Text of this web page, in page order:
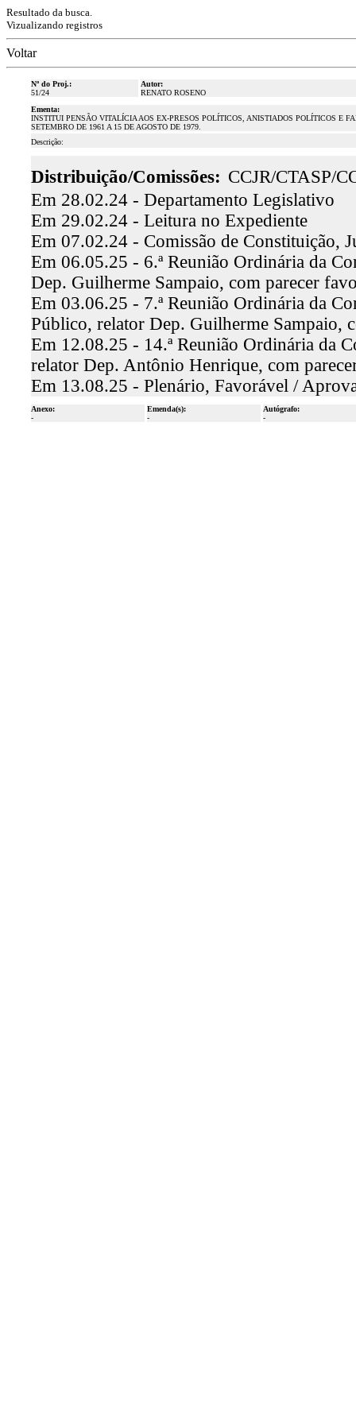
Resultado da busca.
Vizualizando registros
Voltar
Nº do Proj.:
51/24
Autor:
RENATO ROSENO
Ementa:
INSTITUI PENSÃO VITALÍCIA AOS EX-PRESOS POLÍTICOS, ANISTIADOS POLÍTICOS E
SETEMBRO DE 1961 A 15 DE AGOSTO DE 1979.
Descrição:
Distribuição/Comissões: CCJR/CTASP/
Em 28.02.24 - Departamento Legislativo
Em 29.02.24 - Leitura no Expediente
Em 07.02.24 - Comissão de Constituição,
Em 06.05.25 - 6.ª Reunião Ordinária da
Dep. Guilherme Sampaio, com parecer
Em 03.06.25 - 7.ª Reunião Ordinária da
Público, relator Dep. Guilherme Sampaio,
Em 12.08.25 - 14.ª Reunião Ordinária da
relator Dep. Antônio Henrique, com
Em 13.08.25 - Plenário, Favorável /
Anexo:
-
Emenda(s):
-
Autógrafo:
-